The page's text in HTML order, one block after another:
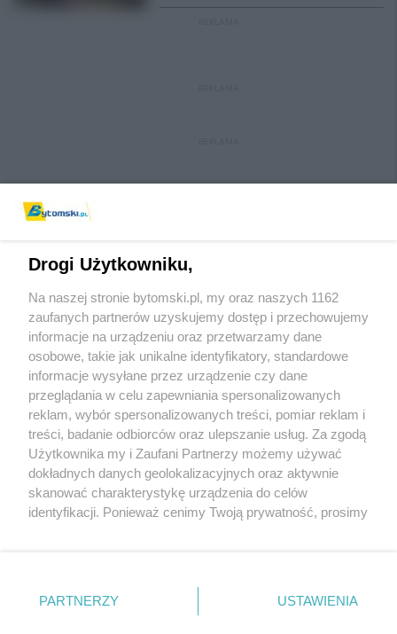
Wydawca mediów lokalnych
Nie zapomnij
zapoznać się z:
polityką prywatności regulamin korzystania z portali
Twojemiasto
Piekary Śląskie
Chorzów
Tarnowskie Góry
Gliwice
Skontaktuj sięz nami
Kontakt
Wydawca
Pogoda
Drogi Użytkowniku,
Na naszej stronie bytomski.pl, my oraz naszych 1162
zaufanych partnerów uzyskujemy dostęp i przechowujemy
informacje na urządzeniu oraz przetwarzamy dane
osobowe, takie jak unikalne identyfikatory, standardowe
informacje wysyłane przez urządzenie czy dane
przeglądania w celu zapewniania spersonalizowanych
reklam, wybór spersonalizowanych treści, pomiar reklam i
treści, badanie odbiorców oraz ulepszanie usług. Za zgodą
Użytkownika my i Zaufani Partnerzy możemy używać
dokładnych danych geolokalizacyjnych oraz aktywnie
skanować charakterystykę urządzenia do celów
identyfikacji. Ponieważ cenimy Twoją prywatność, prosimy
prywatności znajdujący się w lewym dolnym rogu strony
. Niektóre rodzaje przetwarzania danych nie wymagają
PARTNERZY USTAWIENIA